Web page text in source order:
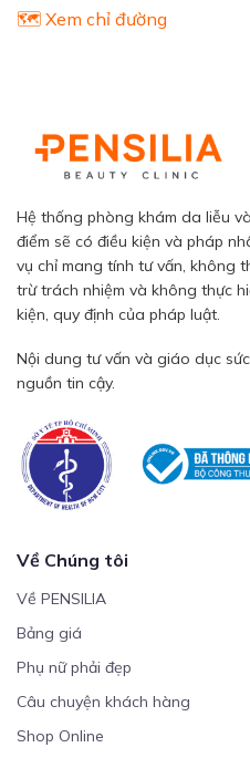
🗺️ Xem chỉ đường
Hệ thống phòng khám da liễu
điểm sẽ có điều kiện và pháp
vụ chỉ mang tính tư vấn, không
trừ trách nhiệm và không thực
kiện, quy định của pháp luật.
Nội dung tư vấn và giáo dục
nguồn tin cậy.
Về Chúng tôi
Về PENSILIA
Bảng giá
Phụ nữ phải đẹp
Câu chuyện khách hàng
Shop Online